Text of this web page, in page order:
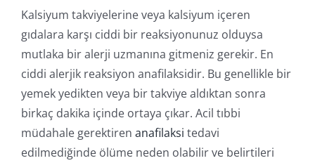
Kalsiyum takviyelerine veya kalsiyum içeren
gıdalara karşı ciddi bir reaksiyonunuz olduysa
mutlaka bir alerji uzmanına gitmeniz gerekir. En
ciddi alerjik reaksiyon anafilaksidir. Bu genellikle bir
yemek yedikten veya bir takviye aldıktan sonra
birkaç dakika içinde ortaya çıkar. Acil tıbbi
müdahale gerektiren anafilaksi tedavi
edilmediğinde ölüme neden olabilir ve belirtileri